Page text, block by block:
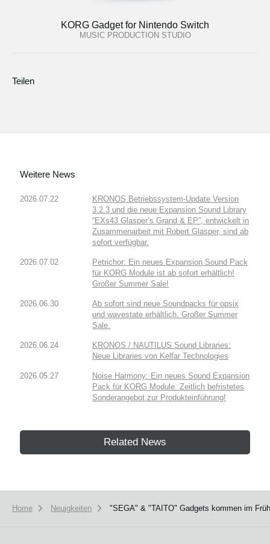
KORG Gadget for Nintendo Switch
MUSIC PRODUCTION STUDIO
Teilen
Weitere News
2026.07.22
KRONOS Betriebssystem-Update Version
3.2.3 und die neue Expansion Sound Library
“EXs43 Glasper’s Grand & EP”, entwickelt in
Zusammenarbeit mit Robert Glasper, sind ab
sofort verfügbar.
2026.07.02
Petrichor: Ein neues Expansion Sound Pack
für KORG Module ist ab sofort erhältlich!
Großer Summer Sale!
2026.06.30
Ab sofort sind neue Soundpacks für opsix
und wavestate erhältlich. Großer Summer
Sale.
2026.06.24
KRONOS / NAUTILUS Sound Libraries:
Neue Libraries von Kelfar Technologies
2026.05.27
Noise Harmony: Ein neues Sound Expansion
Pack für KORG Module. Zeitlich befristetes
Sonderangebot zur Produkteinführung!
Related News
Home Neuigkeiten "SEGA" & "TAITO" Gadgets kommen im